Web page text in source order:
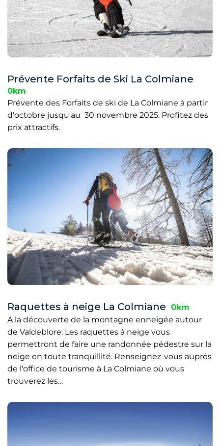
Prévente Forfaits de Ski La Colmiane
0km
Prévente des Forfaits de ski de La Colmiane à partir
d'octobre jusqu'au 30 novembre 2025. Profitez des
prix attractifs.
Raquettes à neige La Colmiane
0km
A la découverte de la montagne enneigée autour
de Valdeblore. Les raquettes à neige vous
permettront de faire une randonnée pédestre sur la
neige en toute tranquillité. Renseignez-vous auprés
de l'office de tourisme à La Colmiane où vous
trouverez les…